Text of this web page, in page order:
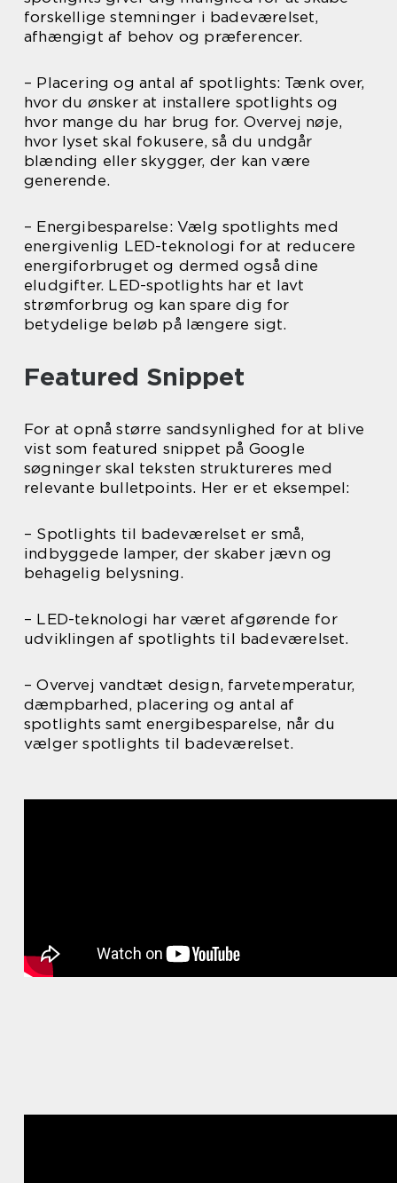
forskellige stemninger i badeværelset,
afhængigt af behov og præferencer.
– Placering og antal af spotlights: Tænk over,
hvor du ønsker at installere spotlights og
hvor mange du har brug for. Overvej nøje,
hvor lyset skal fokusere, så du undgår
blænding eller skygger, der kan være
generende.
– Energibesparelse: Vælg spotlights med
energivenlig LED-teknologi for at reducere
energiforbruget og dermed også dine
eludgifter. LED-spotlights har et lavt
strømforbrug og kan spare dig for
betydelige beløb på længere sigt.
Featured Snippet
For at opnå større sandsynlighed for at blive
vist som featured snippet på Google
søgninger skal teksten struktureres med
relevante bulletpoints. Her er et eksempel:
– Spotlights til badeværelset er små,
indbyggede lamper, der skaber jævn og
behagelig belysning.
– LED-teknologi har været afgørende for
udviklingen af spotlights til badeværelset.
– Overvej vandtæt design, farvetemperatur,
dæmpbarhed, placering og antal af
spotlights samt energibesparelse, når du
vælger spotlights til badeværelset.